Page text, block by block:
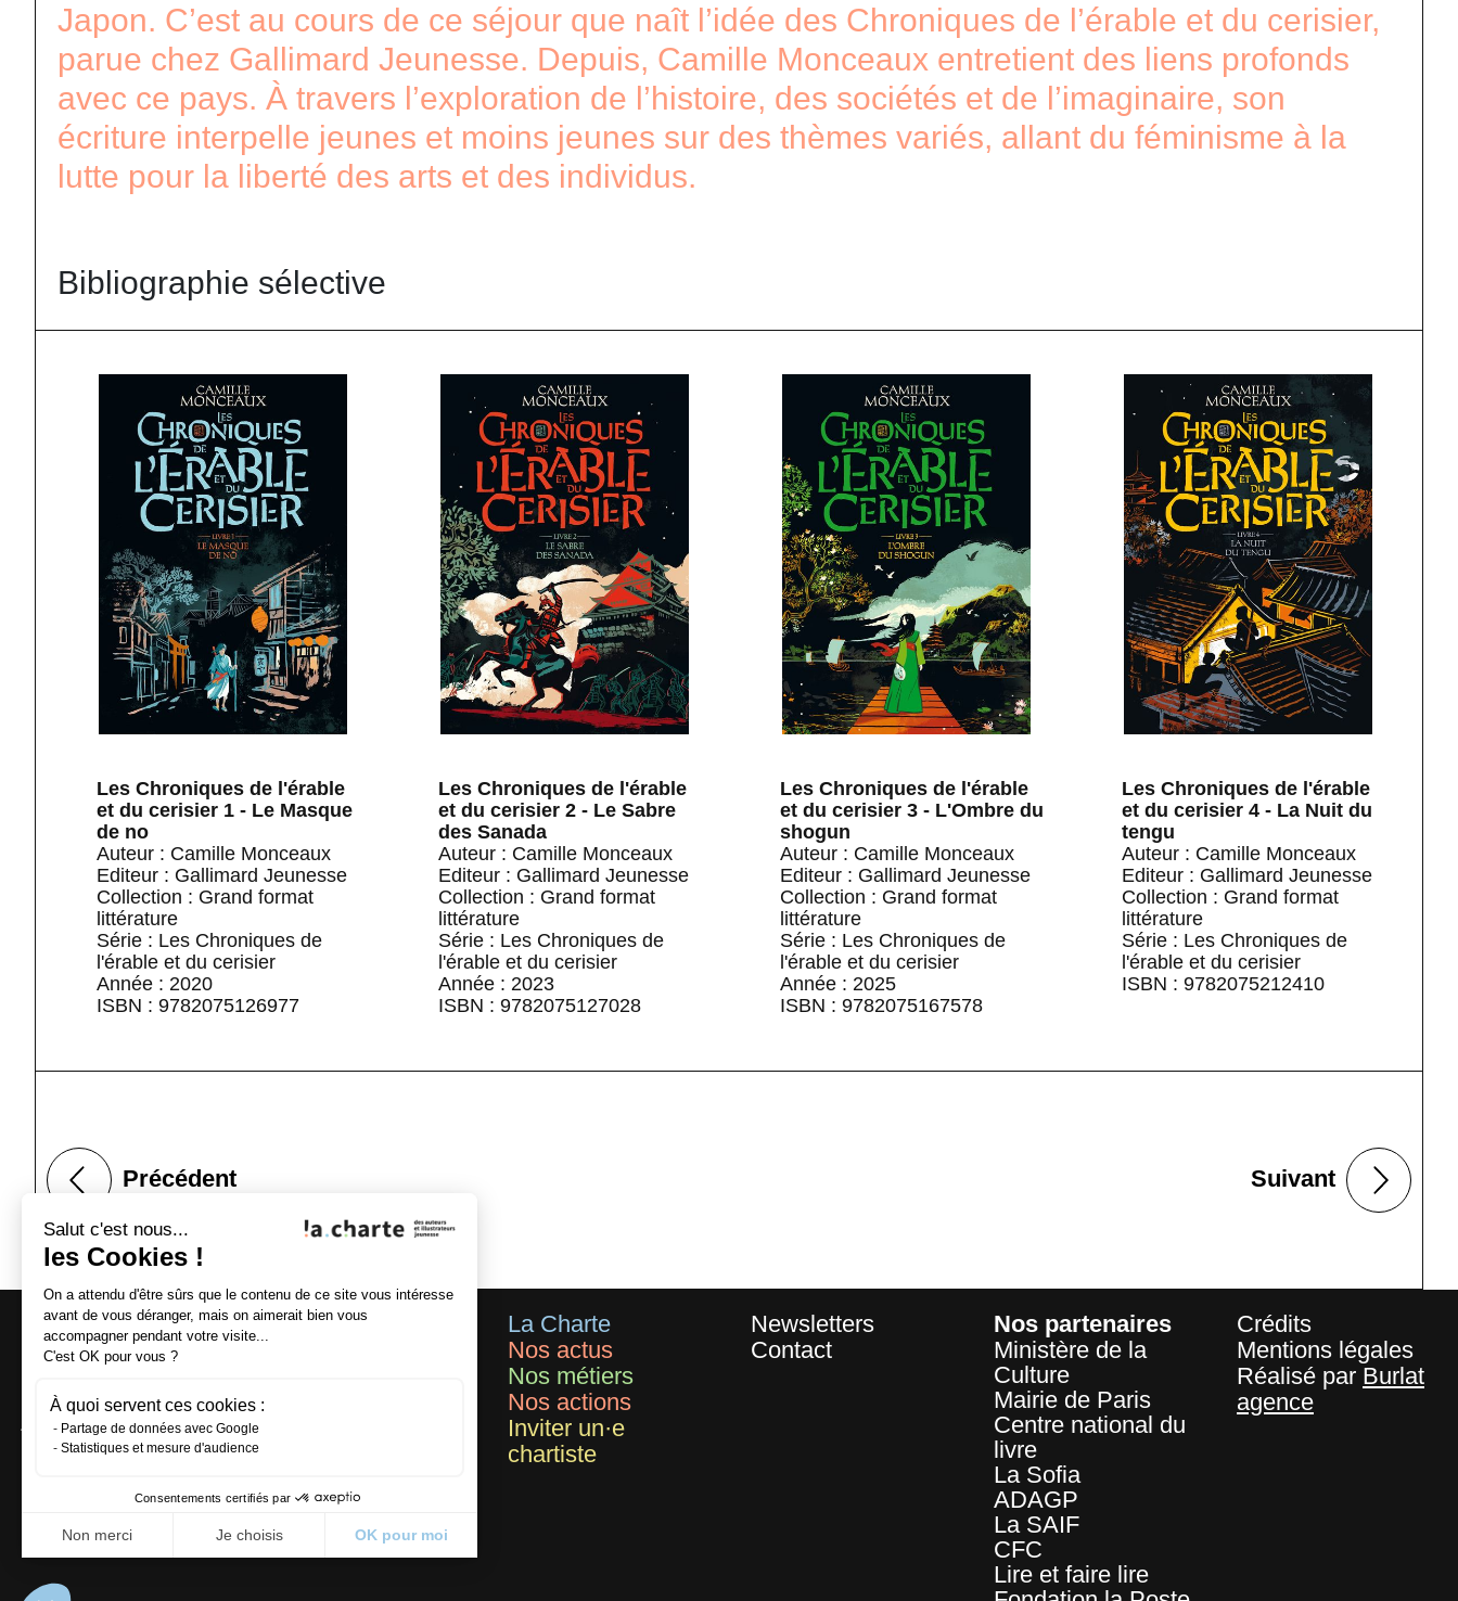
Japon. C’est au cours de ce séjour que naît l’idée des Chroniques de l’érable et du cerisier,
parue chez Gallimard Jeunesse. Depuis, Camille Monceaux entretient des liens profonds
avec ce pays. À travers l’exploration de l’histoire, des sociétés et de l’imaginaire, son
écriture interpelle jeunes et moins jeunes sur des thèmes variés, allant du féminisme à la
lutte pour la liberté des arts et des individus.
Bibliographie sélective
Les Chroniques de l'érable
et du cerisier 1 - Le Masque
de no
Auteur : Camille Monceaux
Editeur : Gallimard Jeunesse
Collection : Grand format
littérature
Série : Les Chroniques de
l'érable et du cerisier
Année : 2020
ISBN : 9782075126977
Les Chroniques de l'érable
et du cerisier 2 - Le Sabre
des Sanada
Auteur : Camille Monceaux
Editeur : Gallimard Jeunesse
Collection : Grand format
littérature
Série : Les Chroniques de
l'érable et du cerisier
Année : 2023
ISBN : 9782075127028
Les Chroniques de l'érable
et du cerisier 3 - L'Ombre du
shogun
Auteur : Camille Monceaux
Editeur : Gallimard Jeunesse
Collection : Grand format
littérature
Série : Les Chroniques de
l'érable et du cerisier
Année : 2025
ISBN : 9782075167578
Les Chroniques de l'érable
et du cerisier 4 - La Nuit du
tengu
Auteur : Camille Monceaux
Editeur : Gallimard Jeunesse
Collection : Grand format
littérature
Série : Les Chroniques de
l'érable et du cerisier
ISBN : 9782075212410
Précédent Suivant
La Charte
des auteurs
jeunesse
12 passage
Turquetil
La Charte
Nos actus
Nos métiers
Nos actions
Inviter un·e
chartiste
Newsletters
Contact
Nos partenaires
Ministère de la
Culture
Mairie de Paris
Centre national du
livre
La Sofia
ADAGP
La SAIF
CFC
Lire et faire lire
Crédits
Mentions légales
Réalisé par Burlat
agence
Salut c'est nous...
les Cookies !
On a attendu d'être sûrs que le contenu de ce site vous intéresse
avant de vous déranger, mais on aimerait bien vous
accompagner pendant votre visite...
C'est OK pour vous ?
À quoi servent ces cookies :
Partage de données avec Google
Statistiques et mesure d'audience
Consentements certifiés par
Non merci Je choisis OK pour moi
Plateforme de Gestion du Consentement : Personnalisez vos Options